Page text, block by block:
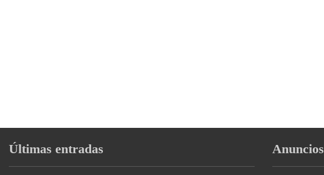
Últimas entradas Anuncios